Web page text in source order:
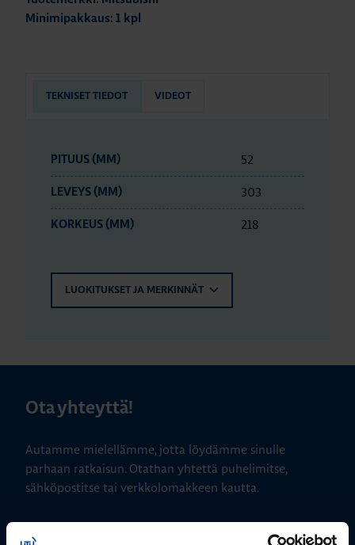
Minimipakkaus: 1 kpl
TEKNISET TIEDOT VIDEOT
PITUUS (MM) 52
LEVEYS (MM) 303
KORKEUS (MM) 218
LUOKITUKSET JA MERKINNÄT
Ota yhteyttä!
Autamme mielellämme, jotta löydämme sinulle
parhaan ratkaisun. Otathan yhtettä puhelimitse,
sähköpostitse tai verkkolomakkeen kautta.